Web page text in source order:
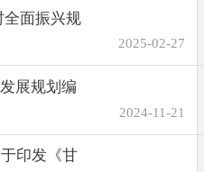
全面振兴规
2025-02-27
展规划编
2024-11-21
印发《甘